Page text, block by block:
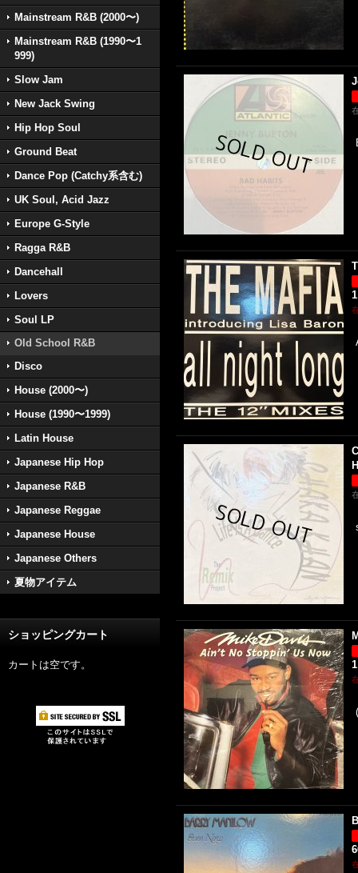
Mainstream R&B (2000〜)
Mainstream R&B (1990〜1
999)
Slow Jam
New Jack Swing
Hip Hop Soul
Ground Beat
Dance Pop (Catchy系含む)
UK Soul, Acid Jazz
Europe G-Style
Ragga R&B
Dancehall
Lovers
Soul LP
Old School R&B
Disco
House (2000〜)
House (1990〜1999)
Latin House
Japanese Hip Hop
Japanese R&B
Japanese Reggae
Japanese House
Japanese Others
夏物アイテム
ショッピングカート
カートは空です。